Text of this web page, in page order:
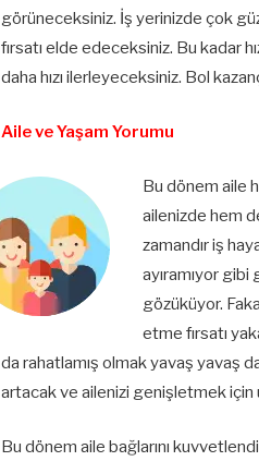
görüneceksiniz. İş yerinizde çok
fırsatı elde edeceksiniz. Bu kadar
daha hızı ilerleyeceksiniz. Bol
Aile ve Yaşam Yorumu
Bu dönem aile
ailenizde hem
zamandır iş
ayıramıyor
gözüküyor.
etme fırsatı
da rahatlamış olmak yavaş yavaş
artacak ve ailenizi genişletmek için
Bu dönem aile bağlarını